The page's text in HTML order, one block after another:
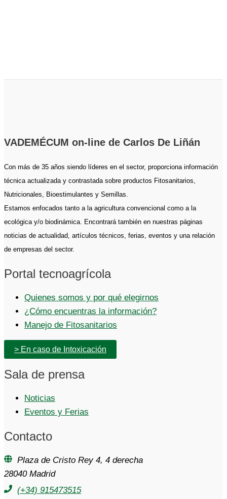
VADEMÉCUM on-line de Carlos De Liñán
Con más de 35 años siendo líderes en el sector, proporciona información
técnica actualizada y contrastada sobre productos Fitosanitarios,
Nutricionales, Bioestimulantes y Semillas.
Estamos enfocados tanto a la agricultura convencional como a la
ecológica y/o biodinámica. Encontrará también en nuestras páginas
noticias de actualidad, artículos técnicos, ferias, eventos y una relación
de empresas del sector.
Portal tecnoagrícola
Quienes somos y por qué elegirnos
¿Cómo encuentras la información?
Manejo de Fitosanitarios
> En caso de Intoxicación
Sala de prensa
Noticias
Eventos y Ferias
Contacto
Plaza de Cristo Rey 4, 4 derecha
28040 Madrid
(+34) 915473515